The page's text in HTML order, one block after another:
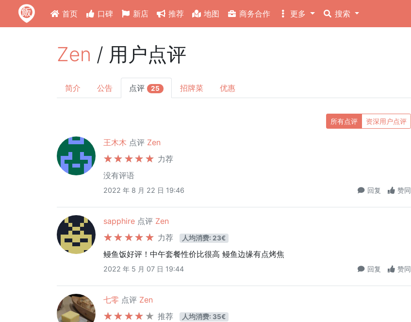
首页 口碑 新店 推荐 地图 商务合作 更多 搜索
Zen / 用户点评
简介 公告 点评 25 招牌菜 优惠
所有点评 资深用户点评
王木木 点评 Zen
力荐
没有评语
2022 年 8 月 22 日 19:46 回复 赞同
sapphire 点评 Zen
力荐
人均消费: 23€
鳗鱼饭好评！中午套餐性价比很高 鳗鱼边缘有点烤焦
2022 年 5 月 07 日 19:44 回复 赞同
七零 点评 Zen
推荐
人均消费: 35€